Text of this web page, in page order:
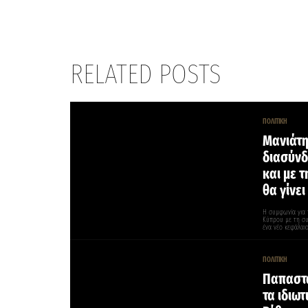
RELATED POSTS
ΠΟΛΙΤΙΚΗ
και με
θα γίνει
Η συμφωνία για
Κύπρου με τη
ένα νέο
ΠΟΛΙΤΙΚΗ
τα